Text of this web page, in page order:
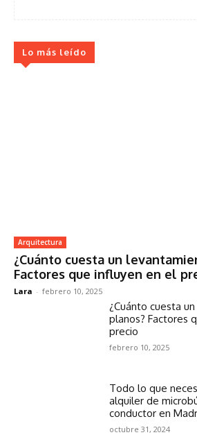
Lo más leído
Arquitectura
¿Cuánto cuesta un
Factores que influyen en el
Lara - febrero 10, 2025
¿Cuánto cuesta
planos? Factores
precio
febrero 10, 2025
Todo lo que
alquiler de
conductor en
octubre 31, 2024